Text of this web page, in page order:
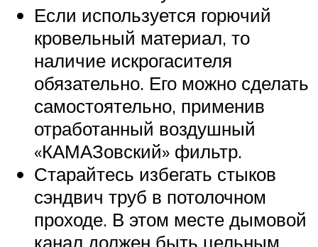
Если используется горючий
кровельный материал, то
наличие искрогасителя
обязательно. Его можно сделать
самостоятельно, применив
отработанный воздушный
«КАМАЗовский» фильтр.
Старайтесь избегать стыков
сэндвич труб в потолочном
проходе. В этом месте дымовой
канал должен быть цельным.